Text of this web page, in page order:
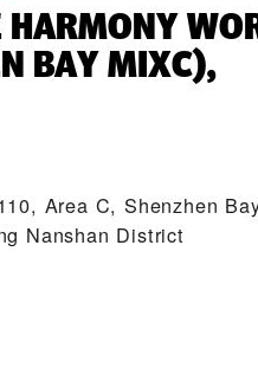
BAY MIXC),
Area C, Shenzhen
Nanshan District